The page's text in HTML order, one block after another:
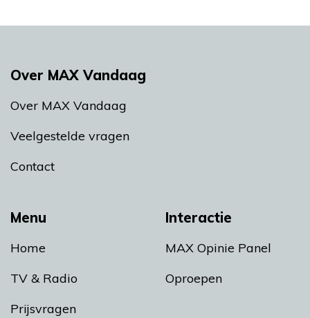
Menu
Home
TV & Radio
Prijsvragen
Interactie
MAX Opinie Panel
Oproepen
Over MAX Vandaag
Over MAX Vandaag
Veelgestelde vragen
Contact